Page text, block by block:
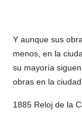
Y aunque sus
menos, en la
su mayoría
obras en la ciudad
1885 Reloj de la